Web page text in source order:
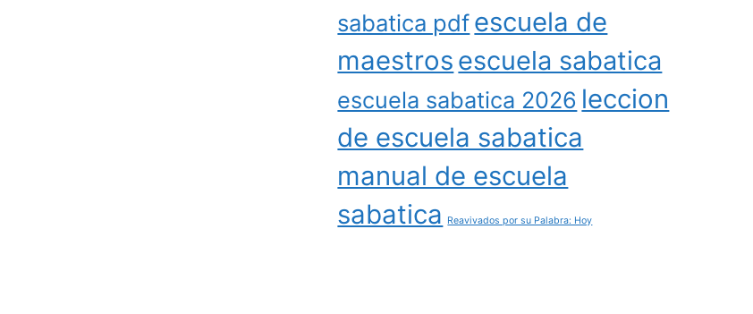
sabatica pdfescuela de
maestros escuela sabatica
escuela sabatica 2026 leccion
de escuela sabatica
manual de escuela
sabatica
Reavivados por su Palabra: Hoy